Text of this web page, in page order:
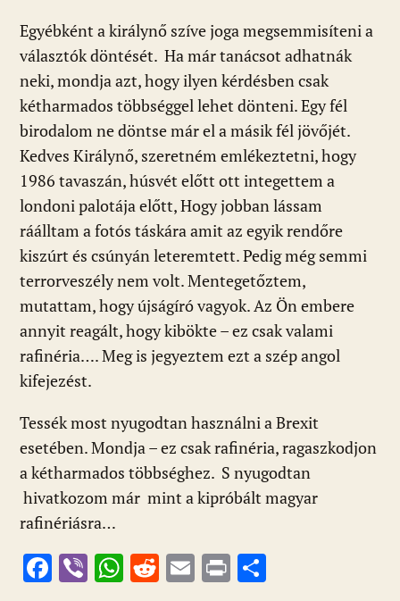
Egyébként a királynő szíve joga megsemmisíteni a
választók döntését. Ha már tanácsot adhatnák
neki, mondja azt, hogy ilyen kérdésben csak
kétharmados többséggel lehet dönteni. Egy fél
birodalom ne döntse már el a másik fél jövőjét.
Kedves Királynő, szeretném emlékeztetni, hogy
1986 tavaszán, húsvét előtt ott integettem a
londoni palotája előtt, Hogy jobban lássam
ráálltam a fotós táskára amit az egyik rendőre
kiszúrt és csúnyán leteremtett. Pedig még semmi
terrorveszély nem volt. Mentegetőztem,
mutattam, hogy újságíró vagyok. Az Ön embere
annyit reagált, hogy kibökte – ez csak valami
rafinéria…. Meg is jegyeztem ezt a szép angol
kifejezést.
Tessék most nyugodtan használni a Brexit
esetében. Mondja – ez csak rafinéria, ragaszkodjon
a kétharmados többséghez. S nyugodtan
hivatkozom már mint a kipróbált magyar
rafinériásra…
F Vi W R E Pr